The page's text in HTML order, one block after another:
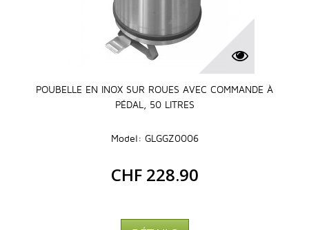
POUBELLE EN INOX SUR ROUES AVEC COMMANDE À
PÉDAL, 50 LITRES
Model: GLGGZ0006
CHF 228.90